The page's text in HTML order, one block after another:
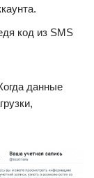
код из SMS
данные